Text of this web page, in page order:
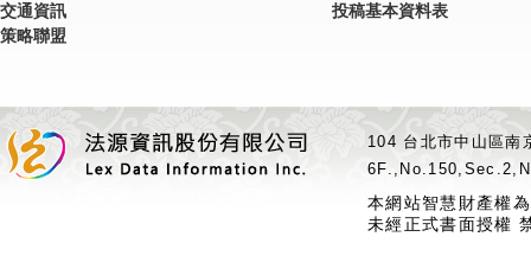
交通資訊
策略聯盟
投稿基本資料表
104 台北市中山區
本網站智慧財產權
未經正式書面授權